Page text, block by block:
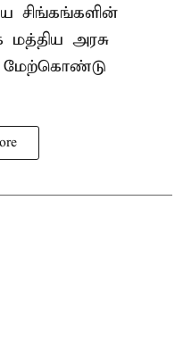
சிங்கங்களின்
அரசு
மேற்கொண்டு